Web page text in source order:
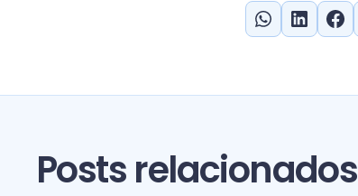
Posts relacionados